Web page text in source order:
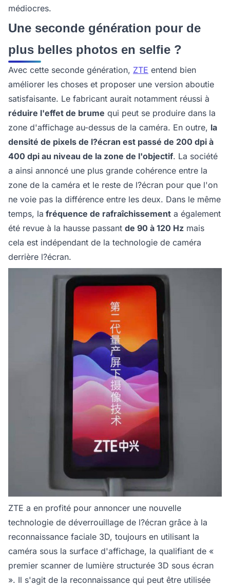
médiocres.
Une seconde génération pour de
plus belles photos en selfie ?
Avec cette seconde génération, ZTE entend bien
améliorer les choses et proposer une version aboutie
satisfaisante. Le fabricant aurait notamment réussi à
réduire l'effet de brume qui peut se produire dans la
zone d'affichage au-dessus de la caméra. En outre, la
densité de pixels de l?écran est passé de 200 dpi à
400 dpi au niveau de la zone de l'objectif. La société
a ainsi annoncé une plus grande cohérence entre la
zone de la caméra et le reste de l?écran pour que l'on
ne voie pas la différence entre les deux. Dans le même
temps, la fréquence de rafraîchissement a également
été revue à la hausse passant de 90 à 120 Hz mais
cela est indépendant de la technologie de caméra
derrière l?écran.
ZTE a en profité pour annoncer une nouvelle
technologie de déverrouillage de l?écran grâce à la
reconnaissance faciale 3D, toujours en utilisant la
caméra sous la surface d'affichage, la qualifiant de «
premier scanner de lumière structurée 3D sous écran
». Il s'agit de la reconnaissance qui peut être utilisée